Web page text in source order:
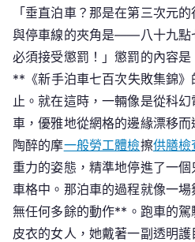
「垂直泊車？那是在第三次元
與停車線的夾角是——八十九點
必須接受懲罰！」懲罰的內容
**《新手泊車七百次失敗集錦
止。就在這時，一輛像是從科
車，優雅地從網格的邊緣漂移
陶醉的摩一般勞工體檢擦供膳檢
重力的姿態，精準地停進了一
車格中。那泊車的過程就像一
無任何多餘的動作**。跑車的
皮衣的女人，她戴著一副透明